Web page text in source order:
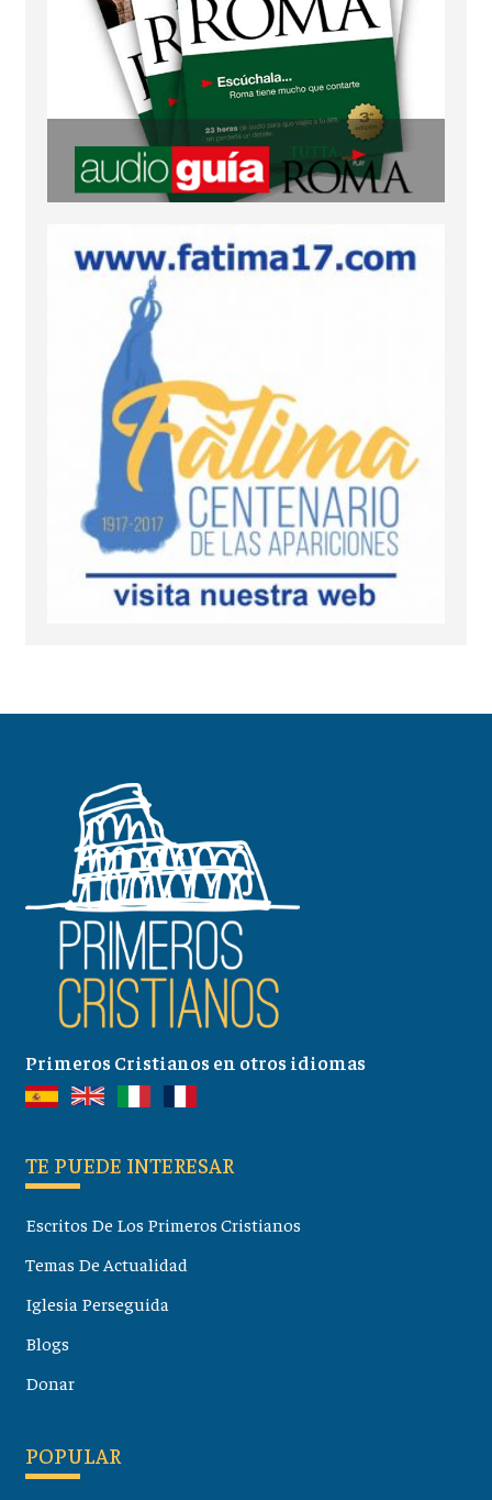
Primeros Cristianos en otros idiomas
TE PUEDE INTERESAR
Escritos De Los Primeros Cristianos
Temas De Actualidad
Iglesia Perseguida
Blogs
Donar
POPULAR